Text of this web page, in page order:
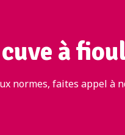
à
normes, faites appel à